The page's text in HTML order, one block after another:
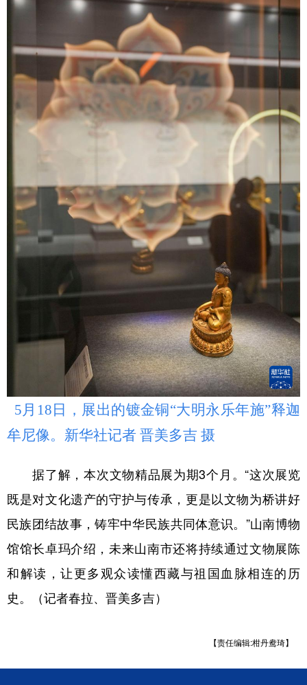
5月18日，展出的镀金铜“大明永乐年施”释迦
牟尼像。新华社记者 晋美多吉 摄
据了解，本次文物精品展为期3个月。“这次展览
既是对文化遗产的守护与传承，更是以文物为桥讲好
民族团结故事，铸牢中华民族共同体意识。”山南博物
馆馆长卓玛介绍，未来山南市还将持续通过文物展陈
和解读，让更多观众读懂西藏与祖国血脉相连的历
史。（记者春拉、晋美多吉）
【责任编辑:柑丹鸯琦】